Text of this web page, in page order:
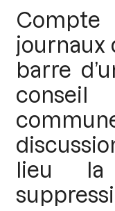
Compte
journaux
barre
lieu la